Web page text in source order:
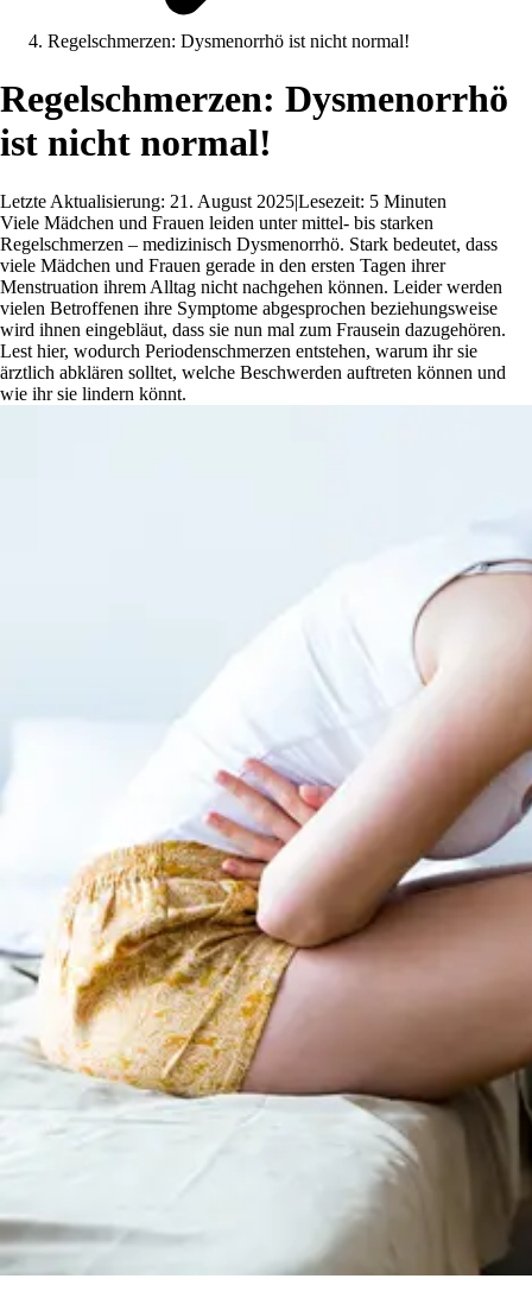
Regelschmerzen: Dysmenorrhö ist nicht normal!
Regelschmerzen: Dysmenorrhö
ist nicht normal!
Letzte Aktualisierung: 21. August 2025|Lesezeit: 5 Minuten
Viele Mädchen und Frauen leiden unter mittel- bis starken
Regelschmerzen – medizinisch Dysmenorrhö. Stark bedeutet, dass
viele Mädchen und Frauen gerade in den ersten Tagen ihrer
Menstruation ihrem Alltag nicht nachgehen können. Leider werden
vielen Betroffenen ihre Symptome abgesprochen beziehungsweise
wird ihnen eingebläut, dass sie nun mal zum Frausein dazugehören.
Lest hier, wodurch Periodenschmerzen entstehen, warum ihr sie
ärztlich abklären solltet, welche Beschwerden auftreten können und
wie ihr sie lindern könnt.